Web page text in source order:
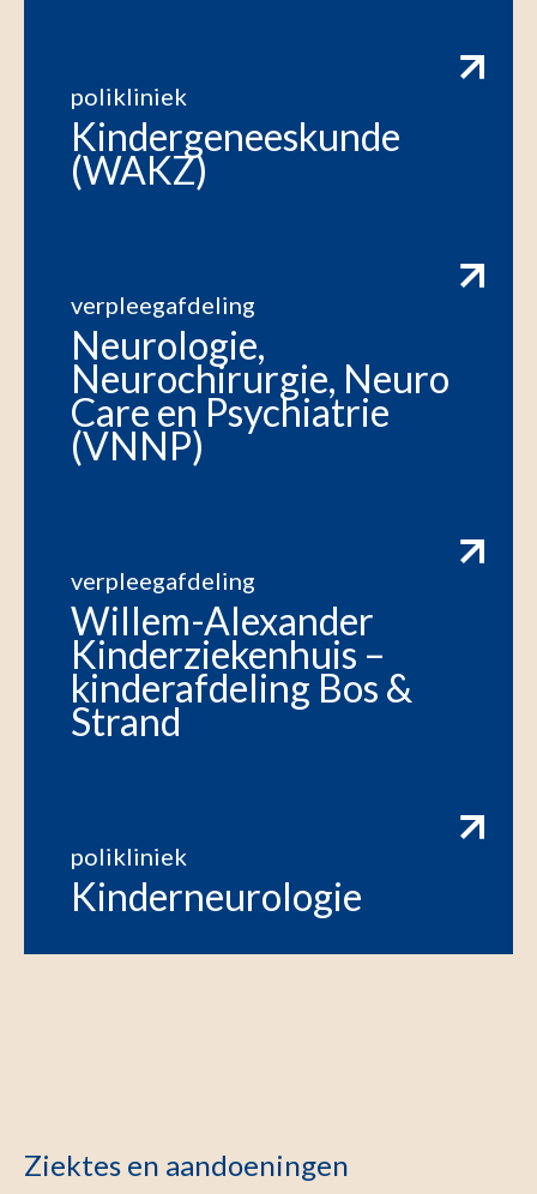
polikliniek
Kindergeneeskunde
(WAKZ)
verpleegafdeling
Neurologie,
Neurochirurgie, Neuro
Care en Psychiatrie
(VNNP)
verpleegafdeling
Willem-Alexander
Kinderziekenhuis –
kinderafdeling Bos &
Strand
polikliniek
Kinderneurologie
Ziektes en aandoeningen